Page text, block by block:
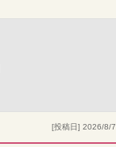
[投稿日] 2026/8/7